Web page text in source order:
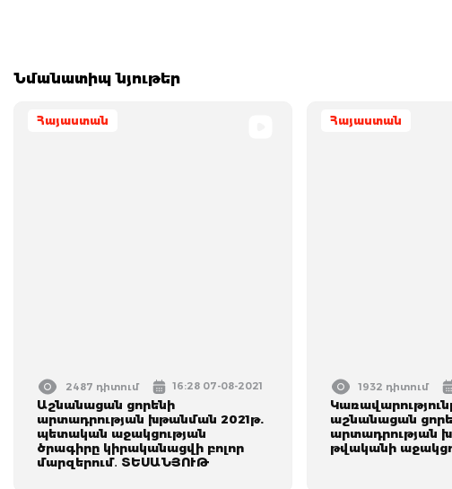
Նմանատիպ նյութեր
Հայաստան
2487 դիտում 16:28 07-08-2021
Աշնանացան ցորենի
արտադրության խթանման 2021թ.
պետական աջակցության
ծրագիրը կիրականացվի բոլոր
մարզերում․ ՏԵՍԱՆՅՈՒԹ
Հայաստան
1932 դիտում
աշնանացան
արտադրության
թվականի